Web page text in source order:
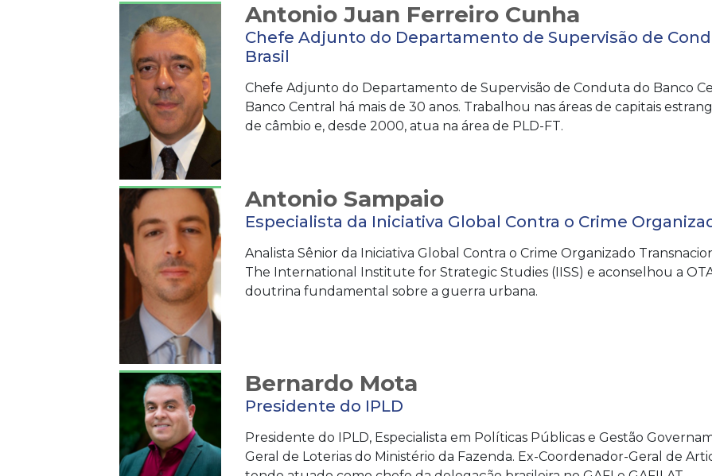
Antonio Juan Ferreiro Cunha
Chefe Adjunto do Departamento de Supervisão de
Brasil
Chefe Adjunto do Departamento de Supervisão de Conduta do Banco
Banco Central há mais de 30 anos. Trabalhou nas áreas de capitais
de câmbio e, desde 2000, atua na área de PLD-FT.
Antonio Sampaio
Especialista da Iniciativa Global Contra o Crime
Analista Sênior da Iniciativa Global Contra o Crime Organizado
The International Institute for Strategic Studies (IISS) e aconselhou a
doutrina fundamental sobre a guerra urbana.
Bernardo Mota
Presidente do IPLD
Presidente do IPLD, Especialista em Políticas Públicas e Gestão
Geral de Loterias do Ministério da Fazenda. Ex-Coordenador-Geral de